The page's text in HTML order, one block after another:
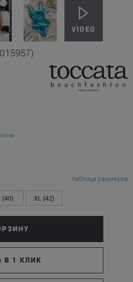
таблица размеров
(40) XL (42)
В 1 КЛИК